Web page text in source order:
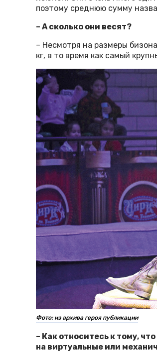
поэтому среднюю сумму
– А сколько они весят?
– Несмотря на размеры
кг, в то время как самый
Фото: из архива героя публикации
– Как относитесь к тому,
на виртуальные или